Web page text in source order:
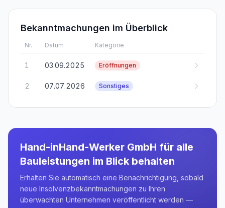
Bekanntmachungen im Überblick
Nr. Datum Kategorie
1 03.09.2025 Eröffnungen
2 07.07.2026 Sonstiges
Hand-inHand-Werker GmbH für alle
Bauleistungen im Blick behalten
Erhalten Sie automatisch eine Benachrichtigung, sobald
neue Insolvenzbekanntmachungen zu Ihren
überwachten Unternehmen veröffentlicht werden —